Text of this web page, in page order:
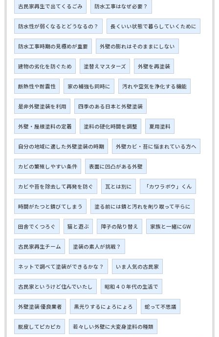
古民家再生で出てくるごみ 防水工事はなぜ必要？
防水性が弱くなるとどうなるの？ 長くいい状態で暮らしていくために
防水工事時期の見極めが重要 外壁の膨れはそのままにしない
建物の劣化を防ぐため 塗替えマスターズ 外壁を再塗装
断熱性や耐震性 家の補強も同時に 汚れや空気を浄化する機能
是非外壁塗装を利用 四季のある日本と外壁塗装
外壁・屋根塗料の定着 塗料の硬化時間を調整 夏用塗料
自分の地域に適した外壁塗装の時期 外壁カビ・苔に悩まれている方へ
カビの繁殖しやすい条件 表面に凹凸がある外壁
カビや苔を除去して再発を防ぐ 瓦とは別に 「カワラボウ」くん
時間がたつと錆びてしまう 塗る前には錆と汚れを削り取って平らに
田舎でくつろぐ 猫と遊ぶ 障子の貼り替え 家族と一緒にGW
古民家再生チーム 塗装の素人が挑戦？
ネットで調べて塗装ができるかな？ いま人気の古民家
古民家というけど住んでいたし 昭和４０年代の生活で
外壁塗装 優良業者 黒光りするにょろにょろ 蛇って不思議
脱皮してピカピカ 若々しい外壁に大変身塗料の種類